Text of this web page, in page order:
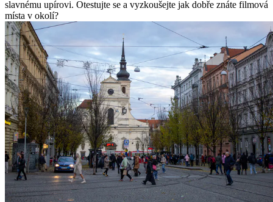
slavnému upírovi. Otestujte se a vyzkoušejte jak dobře znáte filmová
místa v okolí?